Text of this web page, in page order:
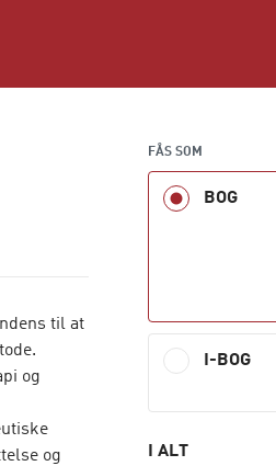
til at
og
og
FÅS SOM
BOG
I-BOG
I ALT